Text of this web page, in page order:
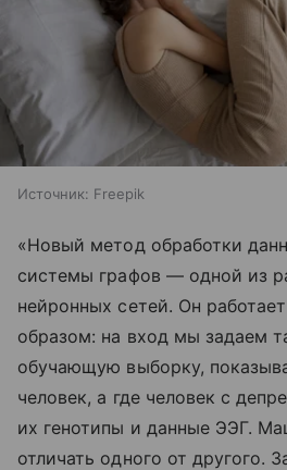
Источник: Freepik
«Новый метод обработки
системы графов — одной из
нейронных сетей. Он
образом: на вход мы задаем
обучающую выборку,
человек, а где человек с
их генотипы и данные ЭЭГ.
отличать одного от другого.